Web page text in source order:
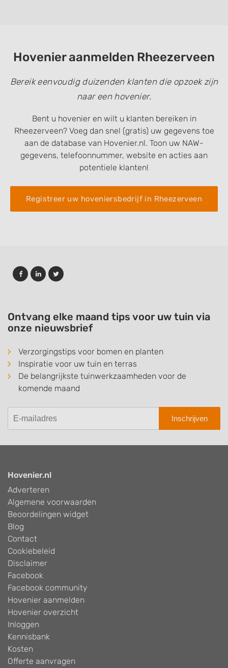
Hovenier aanmelden Rheezerveen
Bereik eenvoudig duizenden klanten die opzoek zijn
naar een hovenier.
Bent u hovenier en wilt u klanten bereiken in
Rheezerveen? Voeg dan snel (gratis) uw gegevens toe
aan de database van Hovenier.nl. Toon uw NAW-
gegevens, telefoonnummer, website en acties aan
potentiele klanten!
Registreer uw hoveniersbedrijf in Rheezerveen
Ontvang elke maand tips voor uw tuin via
onze nieuwsbrief
Verzorgingstips voor bomen en planten
Inspiratie voor uw tuin en terras
De belangrijkste tuinwerkzaamheden voor de
komende maand
Inschrijven
Hovenier.nl
Adverteren
Algemene voorwaarden
Beoordelingen widget
Blog
Contact
Cookiebeleid
Disclaimer
Facebook
Facebook community
Hovenier aanmelden
Hovenier overzicht
Inloggen
Kennisbank
Kosten
Offerte aanvragen